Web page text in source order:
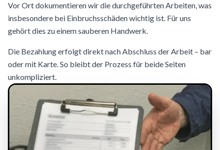
Vor Ort dokumentieren wir die durchgeführten Arbeiten, was
insbesondere bei Einbruchsschäden wichtig ist. Für uns
gehört dies zu einem sauberen Handwerk.
Die Bezahlung erfolgt direkt nach Abschluss der Arbeit – bar
oder mit Karte. So bleibt der Prozess für beide Seiten
unkompliziert.